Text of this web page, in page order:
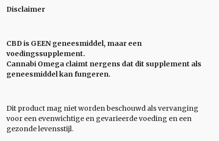
Disclaimer
CBD is GEEN geneesmiddel, maar een
voedingssupplement.
Cannabi Omega claimt nergens dat dit supplement als
geneesmiddel kan fungeren.
Dit product mag niet worden beschouwd als vervanging
voor een evenwichtige en gevarieerde voeding en een
gezonde levensstijl.